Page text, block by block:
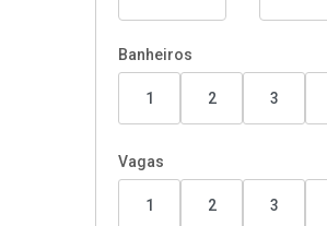
Banheiros
1 2 3
Vagas
1 2 3